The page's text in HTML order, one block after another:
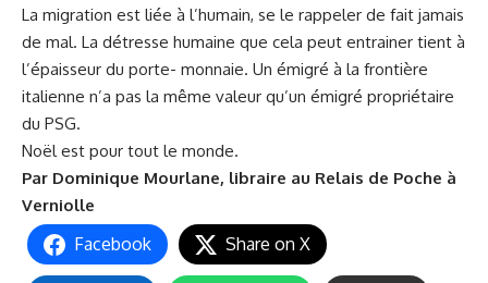
La migration est liée à l’humain, se le rappeler de fait jamais
de mal. La détresse humaine que cela peut entrainer tient à
l’épaisseur du porte- monnaie. Un émigré à la frontière
italienne n’a pas la même valeur qu’un émigré propriétaire
du PSG.
Noël est pour tout le monde.
Par Dominique Mourlane, libraire au Relais de Poche à
Verniolle
Facebook Share on X